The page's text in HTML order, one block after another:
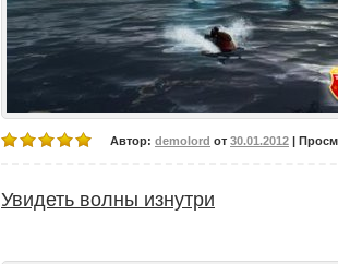
Автор: demolord от 30.01.2012 |
Увидеть волны изнутри